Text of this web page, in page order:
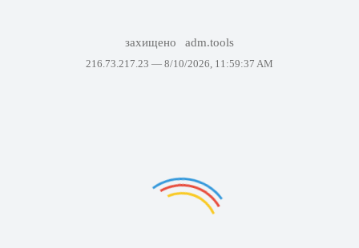
захищено adm.tools
216.73.217.23 — 8/10/2026, 11:59:37 AM